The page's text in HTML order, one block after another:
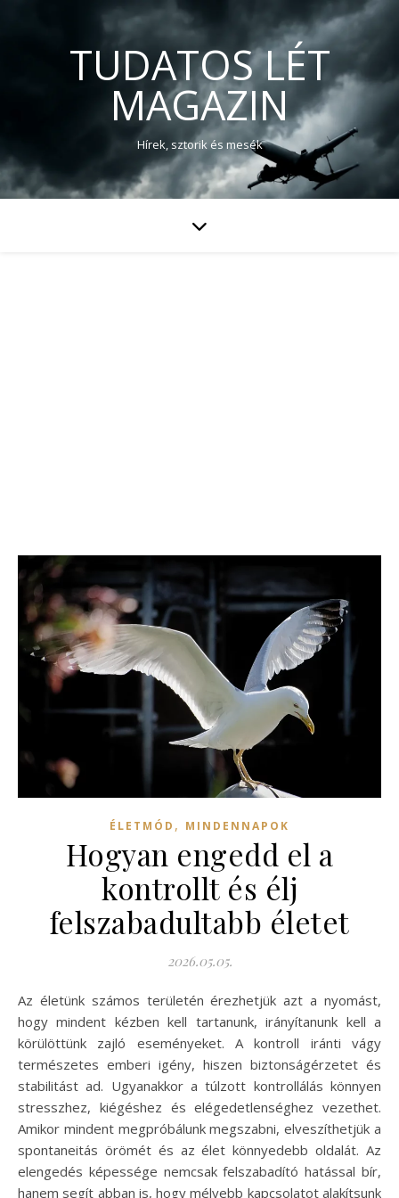
TUDATOS LÉT
MAGAZIN
Hírek, sztorik és mesék
ÉLETMÓD , MINDENNAPOK
Hogyan engedd el a
kontrollt és élj
felszabadultabb életet
2026.05.05.
Az életünk számos területén érezhetjük azt a nyomást,
hogy mindent kézben kell tartanunk, irányítanunk kell a
körülöttünk zajló eseményeket. A kontroll iránti vágy
természetes emberi igény, hiszen biztonságérzetet és
stabilitást ad. Ugyanakkor a túlzott kontrollálás könnyen
stresszhez, kiégéshez és elégedetlenséghez vezethet.
Amikor mindent megpróbálunk megszabni, elveszíthetjük a
spontaneitás örömét és az élet könnyedebb oldalát. Az
elengedés képessége nemcsak felszabadító hatással bír,
hanem segít abban is, hogy mélyebb kapcsolatot alakítsunk